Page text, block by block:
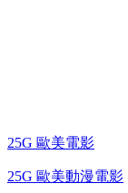
25G 歐美電影
25G 歐美動漫電影